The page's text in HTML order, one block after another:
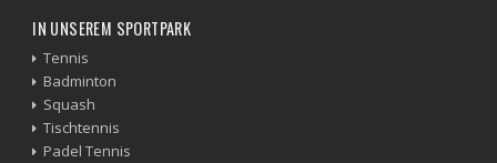
IN UNSEREM SPORTPARK
Tennis
Badminton
Squash
Tischtennis
Padel Tennis